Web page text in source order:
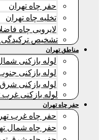
حفر چاه تهران
تخلیه چاه تهران
لایروبی چاه
تشخیص ترکیدگی
مناطق تهران
لوله بازکنی
لوله بازکنی
لوله بازکنی
لوله بازکنی غرب
حفر چاه تهران
حفر چاه غرب
حفر چاه شمال